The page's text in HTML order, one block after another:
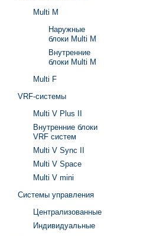
Multi M
Наружные
блоки Multi M
Внутренние
блоки Multi M
Multi F
VRF-системы
Multi V Plus II
Внутренние блоки
VRF систем
Multi V Sync II
Multi V Space
Multi V mini
Системы управления
Централизованные
Индивидуальные